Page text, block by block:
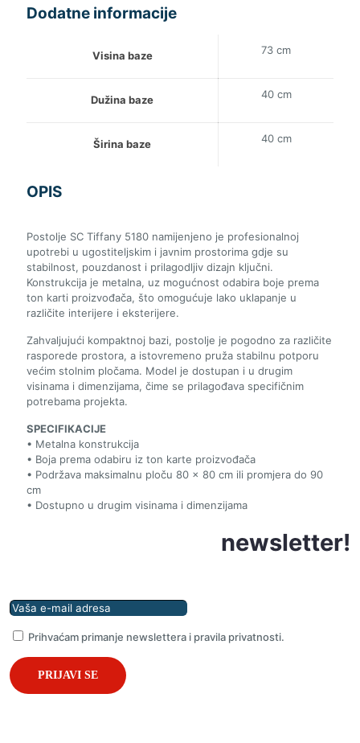
Dodatne informacije
Visina baze 73 cm
Dužina baze 40 cm
Širina baze 40 cm
OPIS
Postolje SC Tiffany 5180 namijenjeno je profesionalnoj
upotrebi u ugostiteljskim i javnim prostorima gdje su
stabilnost, pouzdanost i prilagodljiv dizajn ključni.
Konstrukcija je metalna, uz mogućnost odabira boje prema
ton karti proizvođača, što omogućuje lako uklapanje u
različite interijere i eksterijere.
Zahvaljujući kompaktnoj bazi, postolje je pogodno za različite
rasporede prostora, a istovremeno pruža stabilnu potporu
većim stolnim pločama. Model je dostupan i u drugim
visinama i dimenzijama, čime se prilagođava specifičnim
potrebama projekta.
SPECIFIKACIJE
• Metalna konstrukcija
• Boja prema odabiru iz ton karte proizvođača
• Podržava maksimalnu ploču 80 × 80 cm ili promjera do 90
cm
• Dostupno u drugim visinama i dimenzijama
newsletter!
Prihvaćam primanje newslettera i pravila privatnosti.